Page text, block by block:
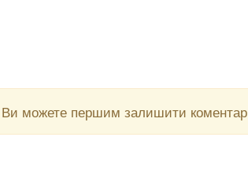
Ви можете першим залишити коментар